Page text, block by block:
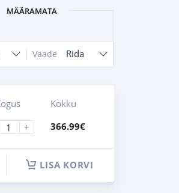
MÄÄRAMATA
Vaade Rida
+
Kokku
366.99€
LISA KORVI